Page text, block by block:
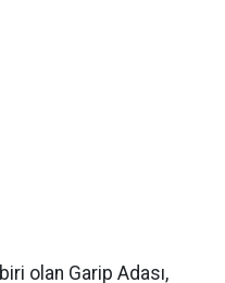
olan Garip Adası,